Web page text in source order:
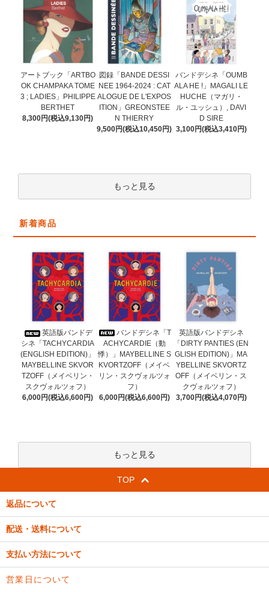
アートブック「ARTBO
OK CHAMPAKA TOME
3 ; LADIES」PHILIPPE
BERTHET
8,300円(税込9,130円)
図録「BANDE DESSI
NEE 1964-2024 : CAT
ALOGUE DE L'EXPOS
ITION」GREONSTEE
N THIERRY
9,500円(税込10,450円)
バンドデシネ「OUMB
ALA HE !」MAGALI LE
HUCHE（マガリ・
ル・ユッシュ）, DAVI
D SIRE
3,100円(税込3,410円)
もっと見る
新着商品
英語版バンドデ
シネ「TACHYCARDIA
(ENGLISH EDITION)」
MAYBELLINE SKVOR
TZOFF（メイベリン・
スクヴォルツォフ）
6,000円(税込6,600円)
バンドデシネ「T
ACHYCARDIE（動
悸）」MAYBELLINE S
KVORTZOFF（メイベ
リン・スクヴォルツォ
フ）
6,000円(税込6,600円)
英語版バンドデシネ
「DIRTY PANTIES (EN
GLISH EDITION)」MA
YBELLINE SKVORTZ
OFF（メイベリン・ス
クヴォルツォフ）
3,700円(税込4,070円)
もっと見る
TOP
返品について
配送・送料について
支払い方法について
営業日について